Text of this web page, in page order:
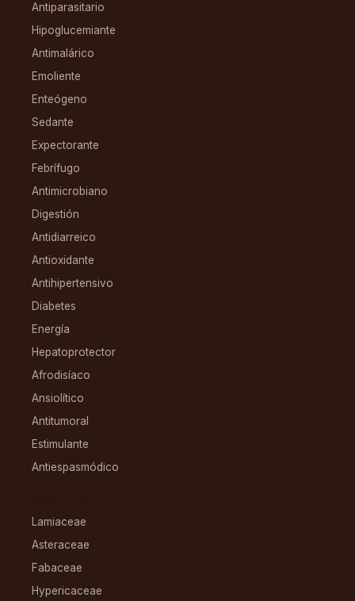
Antiparasitario
Hipoglucemiante
Antimalárico
Emoliente
Enteógeno
Sedante
Expectorante
Febrífugo
Antimicrobiano
Digestión
Antidiarreico
Antioxidante
Antihipertensivo
Diabetes
Energía
Hepatoprotector
Afrodisíaco
Ansiolítico
Antitumoral
Estimulante
Antiespasmódico
Lamiaceae
Asteraceae
Fabaceae
Hypericaceae